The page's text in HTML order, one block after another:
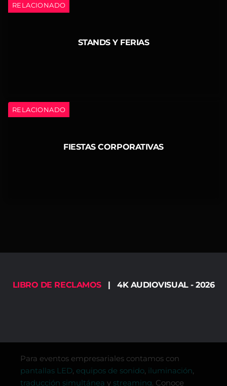
RELACIONADO
STANDS Y FERIAS
RELACIONADO
FIESTAS CORPORATIVAS
LIBRO DE RECLAMOS| 4K AUDIOVISUAL - 2026
Para eventos empresariales contamos con
pantallas LED, equipos de sonido, iluminación,
traducción simultánea y streaming. Conoce